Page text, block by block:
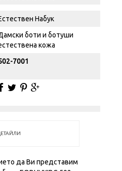
Набук
боти и ботуши
кожа
7001
да Ви представим